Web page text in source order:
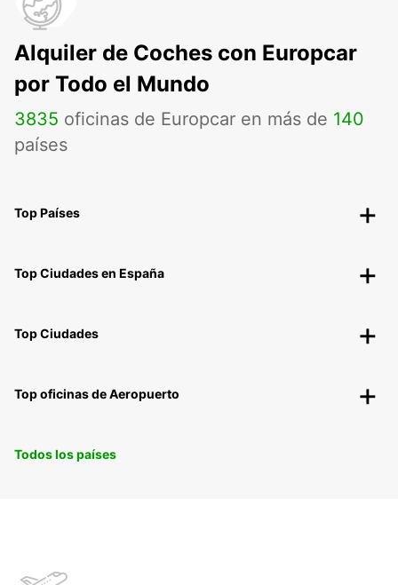
Alquiler de Coches con Europcar
por Todo el Mundo
3835 oficinas de Europcar en más de 140
países
Top Países
Top Ciudades en España
Top Ciudades
Top oficinas de Aeropuerto
Todos los países